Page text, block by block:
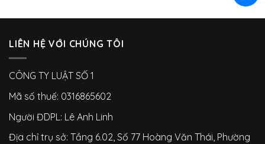
LIÊN HỆ VỚI CHÚNG TÔI
CÔNG TY LUẬT SỐ 1
Mã số thuế: 0316865602
Người ĐDPL: Lê Anh Linh
Địa chỉ trụ sở: Tầng 6.02, Số 77 Hoàng Văn Thái, Phường